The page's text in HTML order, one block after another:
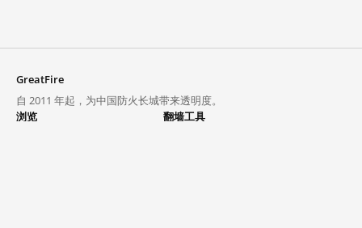
GreatFire
自 2011 年起，为中国防火长城带来透明度。
浏览
翻墙工具